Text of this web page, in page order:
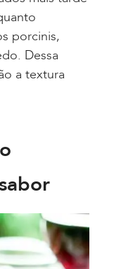
porcinis,
Dessa
a textura